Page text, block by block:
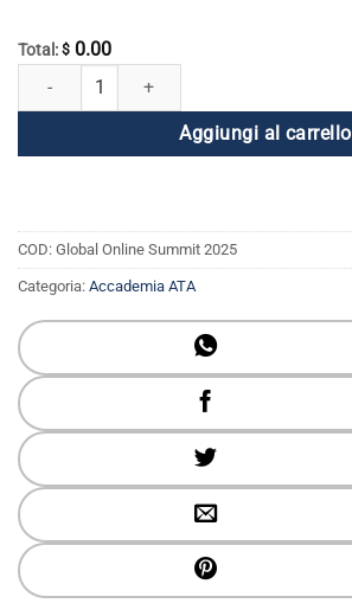
Total: $ 0.00
Vertice Globale Online 2025 quantità
Aggiungi al carrello
COD: Global Online Summit 2025
Categoria: Accademia ATA